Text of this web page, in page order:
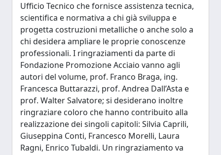
Ufficio Tecnico che fornisce assistenza tecnica,
scientifica e normativa a chi già sviluppa e
progetta costruzioni metalliche o anche solo a
chi desidera ampliare le proprie conoscenze
professionali. I ringraziamenti da parte di
Fondazione Promozione Acciaio vanno agli
autori del volume, prof. Franco Braga, ing.
Francesca Buttarazzi, prof. Andrea Dall’Asta e
prof. Walter Salvatore; si desiderano inoltre
ringraziare coloro che hanno contribuito alla
realizzazione dei singoli capitoli: Silvia Caprili,
Giuseppina Conti, Francesco Morelli, Laura
Ragni, Enrico Tubaldi. Un ringraziamento va